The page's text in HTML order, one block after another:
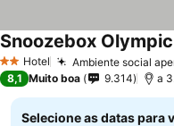
2 Estrelas
Hotel Ambiente social
Snoozebox
8,1 Muito boa 9.314 a
Selecione as datas para